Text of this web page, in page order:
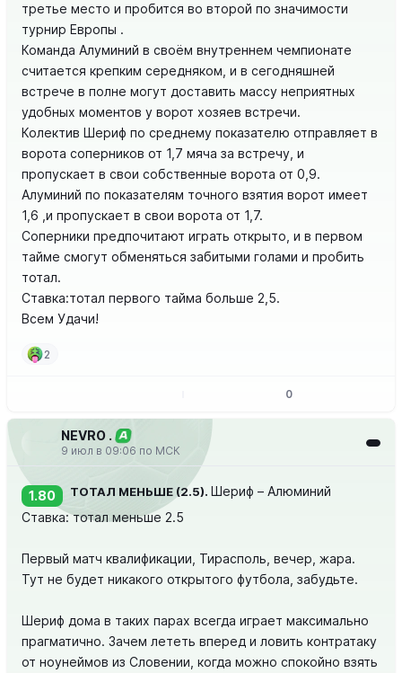
третье место и пробится во второй по значимости
турнир Европы .
Команда Алуминий в своём внутреннем чемпионате
считается крепким середняком, и в сегодняшней
встрече в полне могут доставить массу неприятных
удобных моментов у ворот хозяев встречи.
Колектив Шериф по среднему показателю отправляет в
ворота соперников от 1,7 мяча за встречу, и
пропускает в свои собственные ворота от 0,9.
Алуминий по показателям точного взятия ворот имеет
1,6 ,и пропускает в свои ворота от 1,7.
Соперники предпочитают играть открыто, и в первом
тайме смогут обменяться забитыми голами и пробить
тотал.
Ставка:тотал первого тайма больше 2,5.
Всем Удачи!
2
0
NEVRO . А
9 июл в 09:06 по МСК
1.80 ТОТАЛ МЕНЬШЕ (2.5). Шериф – Алюминий
Ставка: тотал меньше 2.5
Первый матч квалификации, Тирасполь, вечер, жара.
Тут не будет никакого открытого футбола, забудьте.
Шериф дома в таких парах всегда играет максимально
прагматично. Зачем лететь вперед и ловить контратаку
от ноунеймов из Словении, когда можно спокойно взять